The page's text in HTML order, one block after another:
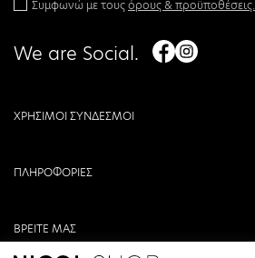
Συμφωνώ με τουςόρους & προϋποθέσεις.
We are Social.
ΧΡΗΣΙΜΟΙ ΣΥΝΔΕΣΜΟΙ
ΠΛΗΡΟΦΟΡΙΕΣ
ΒΡΕΙΤΕ ΜΑΣ